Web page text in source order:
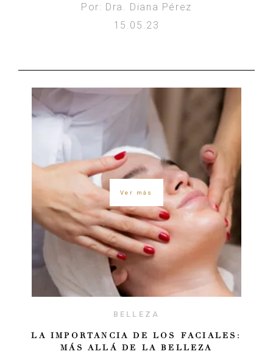
Por: Dra. Diana Pérez
15.05.23
Ver más
BELLEZA
LA IMPORTANCIA DE LOS FACIALES:
MÁS ALLÁ DE LA BELLEZA